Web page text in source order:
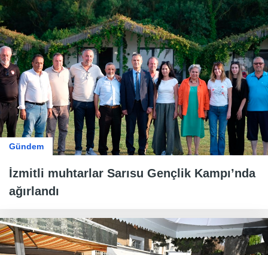
Gündem
İzmitli muhtarlar Sarısu Gençlik Kampı’nda
ağırlandı